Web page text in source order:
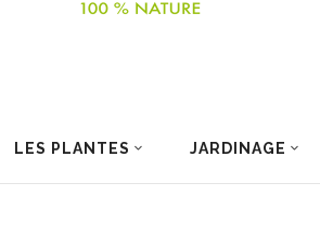
LES PLANTES JARDINAGE